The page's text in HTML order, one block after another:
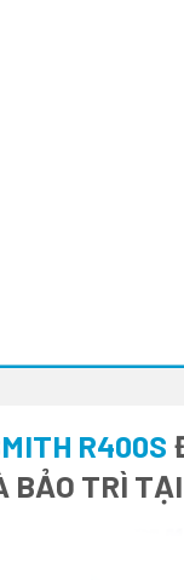
R400S
BẢO TRÌ